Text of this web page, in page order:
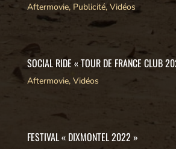
Aftermovie, Publicité, Vidéos
SOCIAL RIDE « TOUR DE FRANCE CLUB
Aftermovie, Vidéos
FESTIVAL « DIXMONTEL 2022 »